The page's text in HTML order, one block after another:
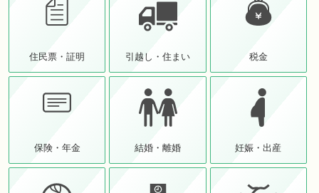
住民票・証明 引越し・住まい 税金
保険・年金 結婚・離婚 妊娠・出産